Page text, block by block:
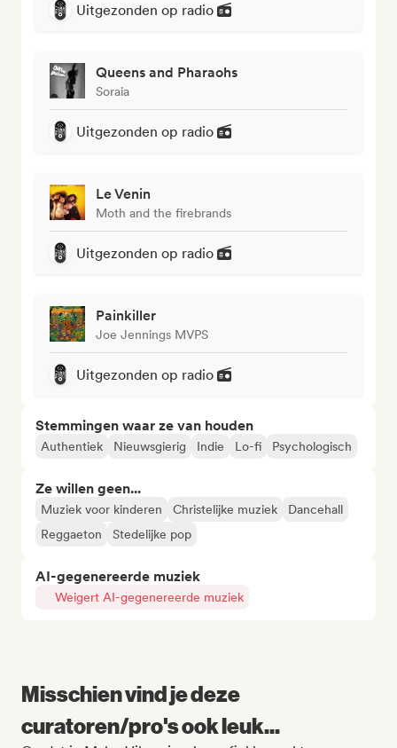
Uitgezonden op radio
Queens and Pharaohs
Soraia
Uitgezonden op radio
Le Venin
Moth and the firebrands
Uitgezonden op radio
Painkiller
Joe Jennings MVPS
Uitgezonden op radio
Stemmingen waar ze van houden
Authentiek Nieuwsgierig Indie Lo-fi Psychologisch
Ze willen geen...
Muziek voor kinderen Christelijke muziek
Dancehall
Reggaeton
Stedelijke pop
AI-gegenereerde muziek
Weigert AI-gegenereerde muziek
Misschien vind je deze
curatoren/pro's ook leuk...